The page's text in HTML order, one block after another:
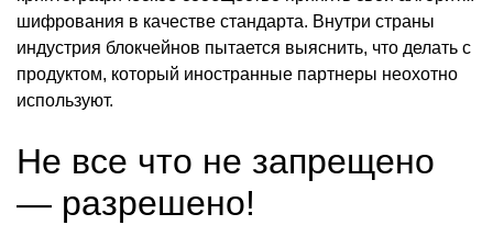
шифрования в качестве стандарта. Внутри страны
индустрия блокчейнов пытается выяснить, что делать с
продуктом, который иностранные партнеры неохотно
используют.
Не все что не запрещено
— разрешено!